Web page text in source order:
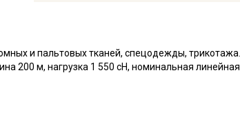
и пальтовых тканей, спецодежды, трикотажа.
200 м, нагрузка 1 550 сН, номинальная линейная